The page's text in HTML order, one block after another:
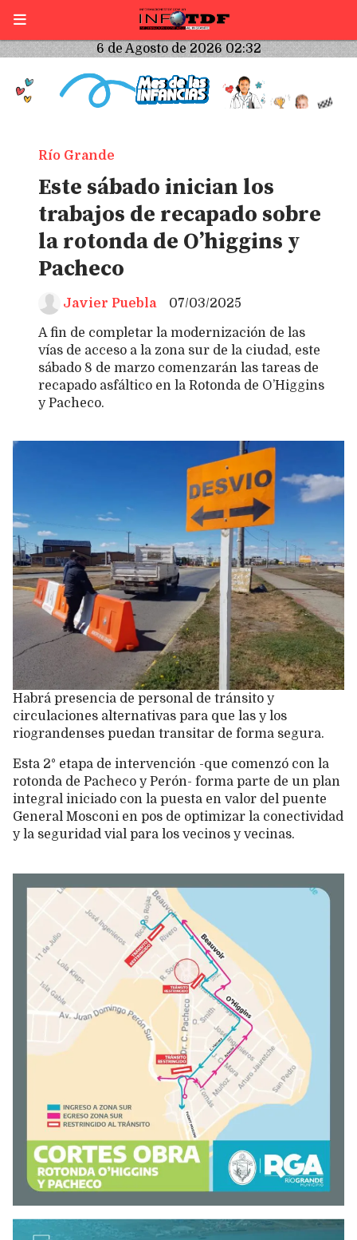
6 de Agosto de 2026 02:32
Este sábado inician los
trabajos de recapado sobre
la rotonda de O’higgins y
Pacheco
A fin de completar la modernización de las
vías de acceso a la zona sur de la ciudad, este
sábado 8 de marzo comenzarán las tareas de
recapado asfáltico en la Rotonda de O’Higgins
y Pacheco.
Río Grande
07/03/2025
Javier Puebla
Habrá presencia de personal de tránsito y
circulaciones alternativas para que las y los
riograndenses puedan transitar de forma segura.
Esta 2° etapa de intervención -que comenzó con la
rotonda de Pacheco y Perón- forma parte de un plan
integral iniciado con la puesta en valor del puente
General Mosconi en pos de optimizar la conectividad
y la seguridad vial para los vecinos y vecinas.